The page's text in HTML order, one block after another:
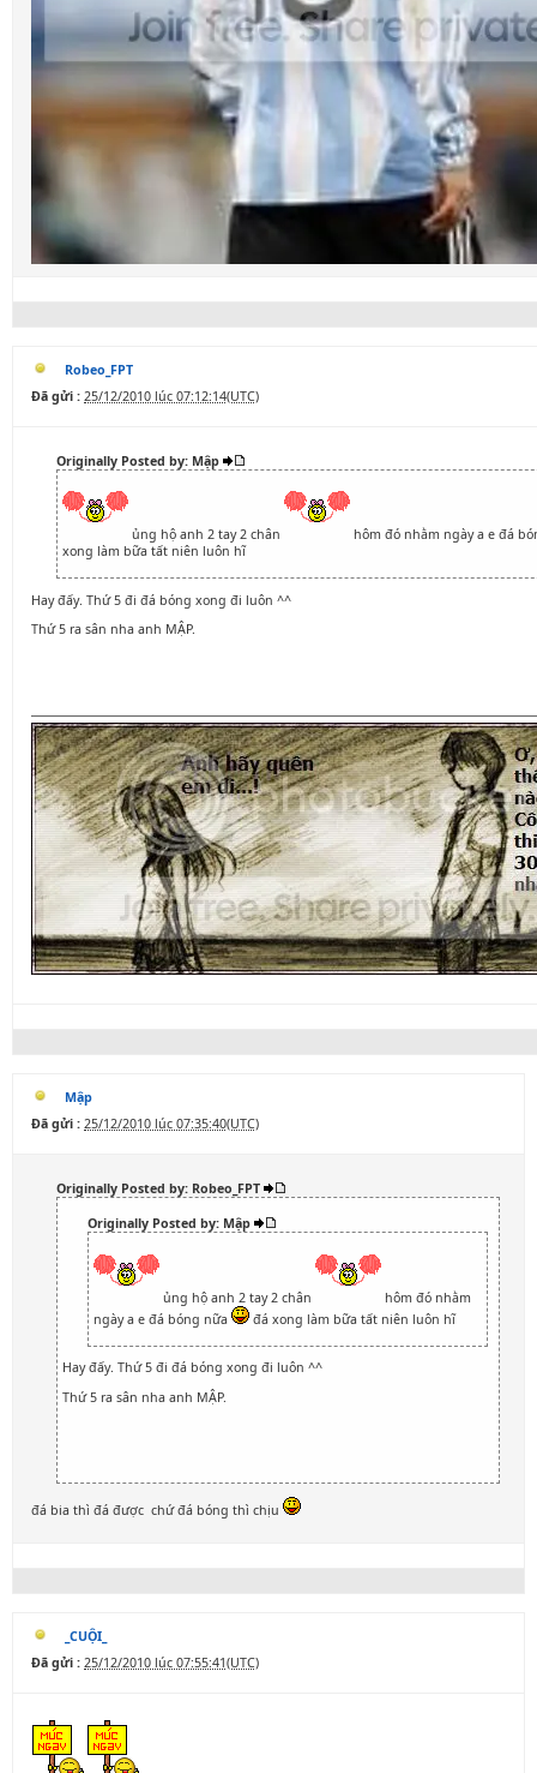
Robeo_FPT
Đã gửi : 25/12/2010 lúc 07:12:14(UTC)
Originally Posted by: Mập
ủng hộ anh 2 tay 2 chân
hôm đó nhằm ngày a e đá
xong làm bữa tất niên luôn hĩ
Hay đấy. Thứ 5 đi đá bóng xong đi luôn ^^
Thứ 5 ra sân nha anh MẬP.
Mập
Đã gửi : 25/12/2010 lúc 07:35:40(UTC)
Originally Posted by: Robeo_FPT
Originally Posted by: Mập
ủng hộ anh 2 tay 2 chân
hôm đó nhằm
ngày a e đá bóng nữa
đá xong làm bữa tất niên luôn hĩ
Hay đấy. Thứ 5 đi đá bóng xong đi luôn ^^
Thứ 5 ra sân nha anh MẬP.
đá bia thì đá được chứ đá bóng thì chịu
_CUỘI_
Đã gửi : 25/12/2010 lúc 07:55:41(UTC)